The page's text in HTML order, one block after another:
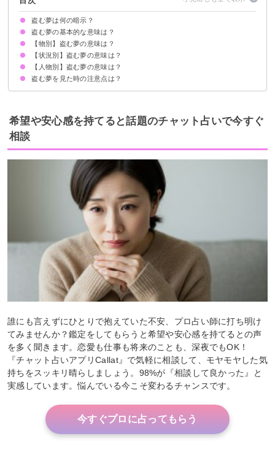
盗む夢は何の暗示？
盗む夢の基本的な意味は？
①思い通りにいかない現状を暗示
②他人を羨む気持ちの暗示
状況によって意味が決まる
【物別】盗む夢の意味は？
車を盗む夢【警告夢】
財布を盗む夢【警告夢】
自転車を盗む夢【警告夢】
お金を盗む夢【警告夢】
食べ物を盗む夢【警告夢】
靴を盗む夢【警告夢】
バイクを盗む夢【警告夢】
服を盗む夢【警告夢】
本を盗む夢【警告夢】
動物を盗む夢【警告夢】
宝石を盗む夢【吉夢】
情報を盗む夢【警告夢】
傘を盗む夢【警告夢】
【状況別】盗む夢の意味は？
盗みがバレる夢【警告夢】
盗むところを見る夢【警告夢】
盗みをして捕まる夢【警告夢】
盗みをするが返す夢【警告夢】
盗みをして逃げる夢【凶夢】
堂々と盗みをする夢【吉夢】
【人物別】盗む夢の意味は？
家族が盗む夢【警告夢】
友達が盗む夢【警告夢】
芸能人が盗む夢【警告夢】
知らない人が盗む夢【警告夢】
嫌いな人が盗む夢【吉夢】
好きな人が盗む夢【警告夢】
盗む夢を見た時の注意点は？
周囲に流されないように意識する
警告夢や凶夢の内容を人に話す
希望や安心感を持てると話題のチャット占いで今すぐ
相談
誰にも言えずにひとりで抱えていた不安、プロ占い師に打ち明け
てみませんか？鑑定をしてもらうと希望や安心感を持てるとの声
を多く聞きます。恋愛も仕事も将来のことも、深夜でもOK！
『チャット占いアプリCallat』で気軽に相談して、モヤモヤした気
持ちをスッキリ晴らしましょう。98%が『相談して良かった』と
実感しています。悩んでいる今こそ変わるチャンスです。
今すぐプロに占ってもらう